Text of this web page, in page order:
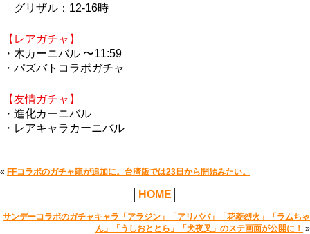
グリザル：12-16時
【レアガチャ】
・木カーニバル 〜11:59
・パズバトコラボガチャ
【友情ガチャ】
・進化カーニバル
・レアキャラカーニバル
« FFコラボのガチャ龍が追加に。台湾版では23日から開始みたい。
HOME
サンデーコラボのガチャキャラ「アラジン」「アリババ」「花菱烈火」「ラムちゃ
ん」「うしおととら」「犬夜叉」のステ画面が公開に！ »